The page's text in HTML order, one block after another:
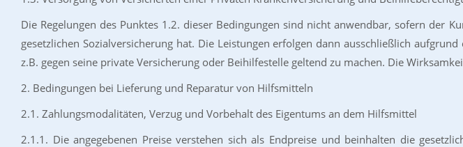
Die Regelungen des Punktes 1.2. dieser Bedingungen sind nicht anwendbar, sofern der
gesetzlichen Sozialversicherung hat. Die Leistungen erfolgen dann ausschließlich
z.B. gegen seine private Versicherung oder Beihilfestelle geltend zu machen. Die
2. Bedingungen bei Lieferung und Reparatur von Hilfsmitteln
2.1. Zahlungsmodalitäten, Verzug und Vorbehalt des Eigentums an dem Hilfsmittel
2.1.1. Die angegebenen Preise verstehen sich als Endpreise und beinhalten die